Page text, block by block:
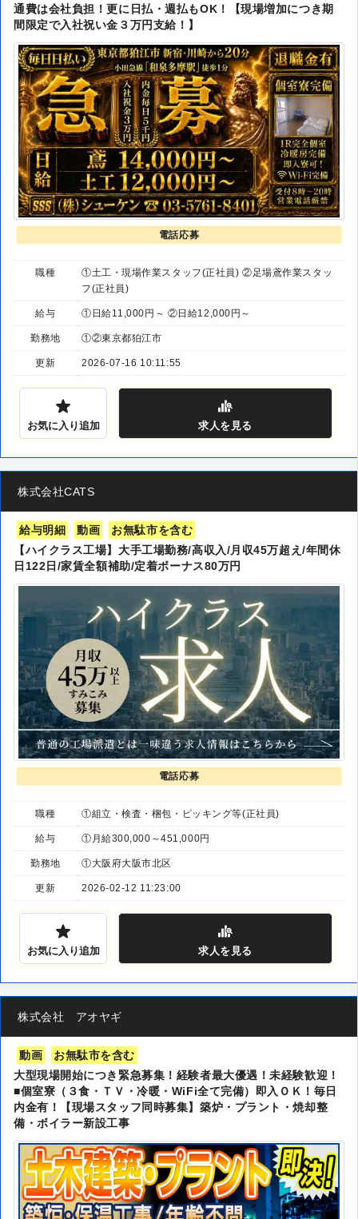
通費は会社負担！更に日払・週払もOK！【現場増加につき期
間限定で入社祝い金３万円支給！】
電話応募
職種
①土工・現場作業スタッフ(正社員) ②足場鳶作業スタッ
フ(正社員)
給与 ①日給11,000円～ ②日給12,000円～
勤務地 ①②東京都狛江市
更新 2026-07-16 10:11:55
お気に入り追加 求人を見る
株式会社CATS
給与明細 動画
お無駄市を含む
【ハイクラス工場】大手工場勤務/高収入/月収45万超え/年間休
日122日/家賃全額補助/定着ボーナス80万円
電話応募
職種 ①組立・検査・梱包・ピッキング等(正社員)
給与 ①月給300,000～451,000円
勤務地 ①大阪府大阪市北区
更新 2026-02-12 11:23:00
お気に入り追加 求人を見る
株式会社 アオヤギ
動画
お無駄市を含む
大型現場開始につき緊急募集！経験者最大優遇！未経験歓迎！
■個室寮（３食・ＴＶ・冷暖・WiFi全て完備）即入ＯＫ！毎日
内金有！【現場スタッフ同時募集】築炉・プラント・焼却整
備・ボイラー新設工事